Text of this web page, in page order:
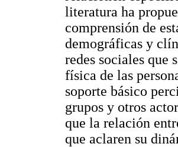
literatura ha
comprensión de
demográficas y
redes sociales que
física de las
soporte básico
grupos y otros
que la relación
que aclaren su